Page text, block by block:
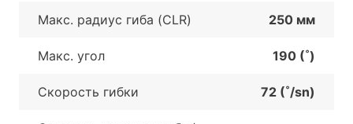
Макс. радиус гиба (CLR) 250 мм
Макс. угол 190 (˚)
Скорость гибки 72 (˚/sn)